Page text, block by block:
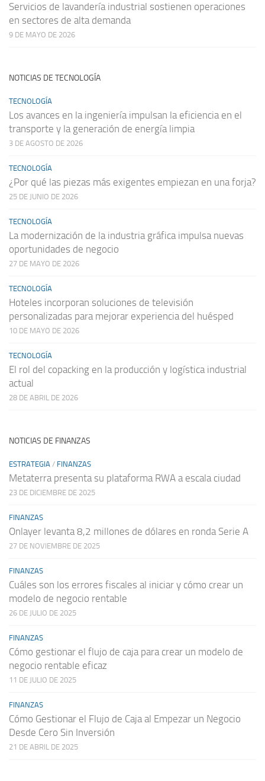
Servicios de lavandería industrial sostienen operaciones
en sectores de alta demanda
9 DE MAYO DE 2026
NOTICIAS DE TECNOLOGÍA
TECNOLOGÍA
Los avances en la ingeniería impulsan la eficiencia en el
transporte y la generación de energía limpia
3 DE AGOSTO DE 2026
TECNOLOGÍA
¿Por qué las piezas más exigentes empiezan en una forja?
25 DE JUNIO DE 2026
TECNOLOGÍA
La modernización de la industria gráfica impulsa nuevas
oportunidades de negocio
27 DE MAYO DE 2026
TECNOLOGÍA
Hoteles incorporan soluciones de televisión
personalizadas para mejorar experiencia del huésped
10 DE MAYO DE 2026
TECNOLOGÍA
El rol del copacking en la producción y logística industrial
actual
28 DE ABRIL DE 2026
NOTICIAS DE FINANZAS
ESTRATEGIA / FINANZAS
Metaterra presenta su plataforma RWA a escala ciudad
23 DE DICIEMBRE DE 2025
FINANZAS
Onlayer levanta 8,2 millones de dólares en ronda Serie A
27 DE NOVIEMBRE DE 2025
FINANZAS
Cuáles son los errores fiscales al iniciar y cómo crear un
modelo de negocio rentable
26 DE JULIO DE 2025
FINANZAS
Cómo gestionar el flujo de caja para crear un modelo de
negocio rentable eficaz
11 DE JULIO DE 2025
FINANZAS
Cómo Gestionar el Flujo de Caja al Empezar un Negocio
Desde Cero Sin Inversión
21 DE ABRIL DE 2025